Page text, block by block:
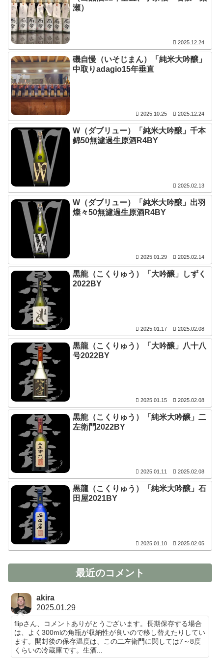
瀬）
2025.12.24
磯自慢（いそじまん）「純米大吟醸」
中取りadagio15年垂直
2025.10.25 2025.12.24
W（ダブリュー）「純米大吟醸」千本
錦50無濾過生原酒R4BY
2025.02.13
W（ダブリュー）「純米大吟醸」出羽
燦々50無濾過生原酒R4BY
2025.01.29 2025.02.14
黒龍（こくりゅう）「大吟醸」しずく
2022BY
2025.01.17 2025.02.08
黒龍（こくりゅう）「大吟醸」八十八
号2022BY
2025.01.15 2025.02.08
黒龍（こくりゅう）「純米大吟醸」二
左衛門2022BY
2025.01.11 2025.02.08
黒龍（こくりゅう）「純米大吟醸」石
田屋2021BY
2025.01.10 2025.02.05
最近のコメント
akira
2025.01.29
flipさん、コメントありがとうございます。長期保存する場合
は、よく300mlの角瓶が収納性が良いので移し替えたりしてい
ます。開封後の保存温度は、この二左衛門に関しては7～8度
くらいの冷蔵庫です。生酒...